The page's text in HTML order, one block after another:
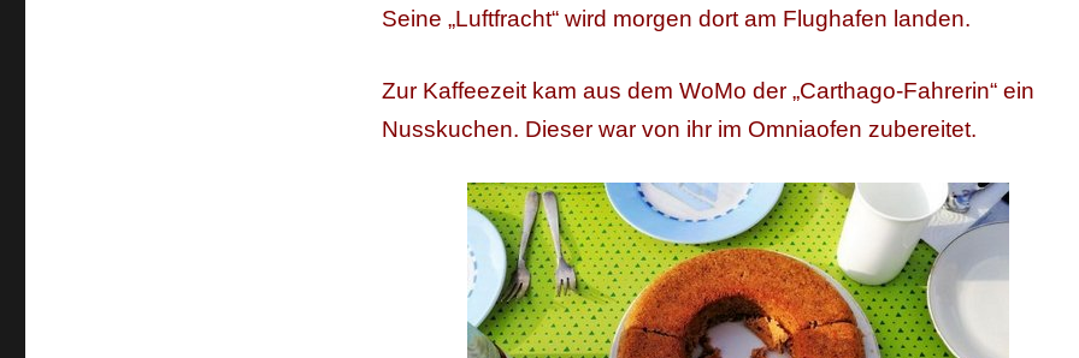
Seine „Luftfracht“ wird morgen dort am Flughafen landen.
Zur Kaffeezeit kam aus dem WoMo der „Carthago-Fahrerin“ ein
Nusskuchen. Dieser war von ihr im Omniaofen zubereitet.